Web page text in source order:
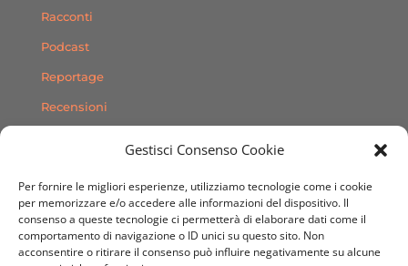
Gestisci Consenso Cookie
Per fornire le migliori esperienze, utilizziamo tecnologie come i cookie
per memorizzare e/o accedere alle informazioni del dispositivo. Il
consenso a queste tecnologie ci permetterà di elaborare dati come il
comportamento di navigazione o ID unici su questo sito. Non
acconsentire o ritirare il consenso può influire negativamente su alcune
Racconti
Podcast
Reportage
Recensioni
Contatti
SEGUICI SUI SOCIAL